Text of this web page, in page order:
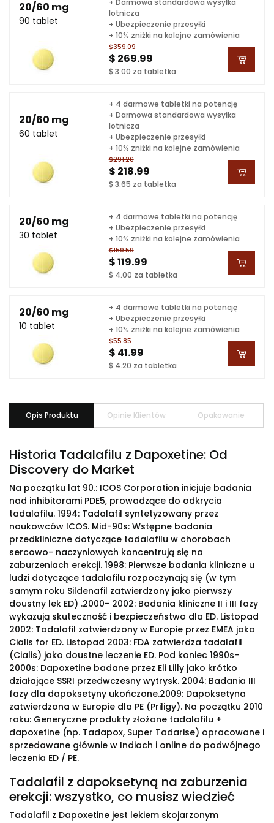
20/60 mg
90 tablet
$359.09
$ 269.99
$ 3.00 za tabletka
+ Darmowa standardowa wysyłka
lotnicza
+ Ubezpieczenie przesyłki
+ 10% zniżki na kolejne zamówienia
20/60 mg
60 tablet
$291.26
$ 218.99
$ 3.65 za tabletka
+ 4 darmowe tabletki na potencję
+ Darmowa standardowa wysyłka
lotnicza
+ Ubezpieczenie przesyłki
+ 10% zniżki na kolejne zamówienia
20/60 mg
30 tablet
$159.59
$ 119.99
$ 4.00 za tabletka
+ 4 darmowe tabletki na potencję
+ Ubezpieczenie przesyłki
+ 10% zniżki na kolejne zamówienia
20/60 mg
10 tablet
$55.85
$ 41.99
$ 4.20 za tabletka
+ 4 darmowe tabletki na potencję
+ Ubezpieczenie przesyłki
+ 10% zniżki na kolejne zamówienia
Opis Produktu Opinie Klientów Opakowanie
Historia Tadalafilu z Dapoxetine: Od
Discovery do Market
Na początku lat 90.: ICOS Corporation inicjuje badania
nad inhibitorami PDE5, prowadzące do odkrycia
tadalafilu. 1994: Tadalafil syntetyzowany przez
naukowców ICOS. Mid-90s: Wstępne badania
przedkliniczne dotyczące tadalafilu w chorobach
sercowo- naczyniowych koncentrują się na
zaburzeniach erekcji. 1998: Pierwsze badania kliniczne u
ludzi dotyczące tadalafilu rozpoczynają się (w tym
samym roku Sildenafil zatwierdzony jako pierwszy
doustny lek ED) .2000- 2002: Badania kliniczne II i III fazy
wykazują skuteczność i bezpieczeństwo dla ED. Listopad
2002: Tadalafil zatwierdzony w Europie przez EMEA jako
Cialis for ED. Listopad 2003: FDA zatwierdza tadalafil
(Cialis) jako doustne leczenie ED. Pod koniec 1990s-
2000s: Dapoxetine badane przez Eli Lilly jako krótko
działające SSRI przedwczesny wytrysk. 2004: Badania III
fazy dla dapoksetyny ukończone.2009: Dapoksetyna
zatwierdzona w Europie dla PE (Priligy). Na początku 2010
roku: Generyczne produkty złożone tadalafilu +
dapoxetine (np. Tadapox, Super Tadarise) opracowane i
sprzedawane głównie w Indiach i online do podwójnego
leczenia ED / PE.
Tadalafil z dapoksetyną na zaburzenia
erekcji: wszystko, co musisz wiedzieć
Tadalafil z Dapoxetine jest lekiem skojarzonym